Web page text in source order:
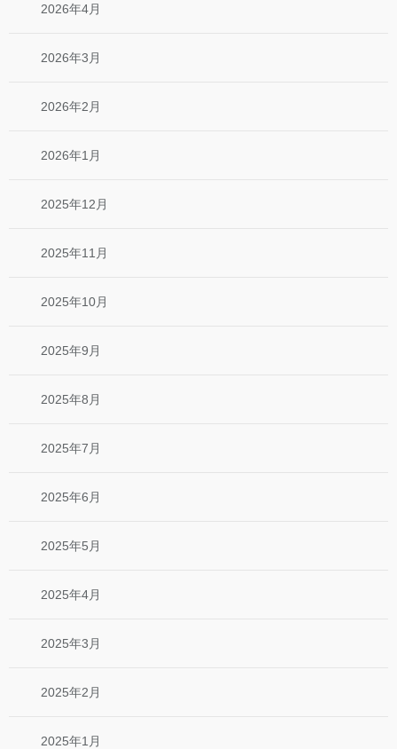
2026年4月
2026年3月
2026年2月
2026年1月
2025年12月
2025年11月
2025年10月
2025年9月
2025年8月
2025年7月
2025年6月
2025年5月
2025年4月
2025年3月
2025年2月
2025年1月